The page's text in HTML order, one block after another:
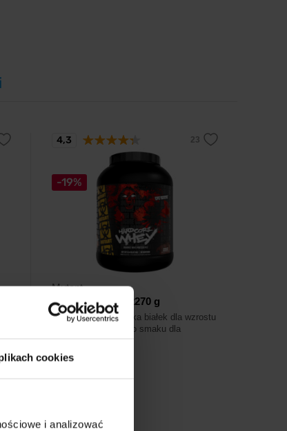
cookies
i analizować
-19%
Mutant
Hardcore Whey 2270 g
Optymalna mieszanka białek dla wzrostu
i regeneracji mięśni o smaku dla
smakoszy.
279,90zł
4,3